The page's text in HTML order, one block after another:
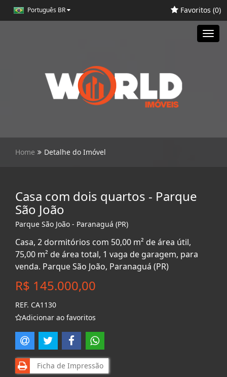
Português BR Favoritos (0)
Home Detalhe do Imóvel
Casa com dois quartos - Parque
São João
Parque São João - Paranaguá (PR)
Casa, 2 dormitórios com 50,00 m² de área útil,
75,00 m² de área total, 1 vaga de garagem, para
venda. Parque São João, Paranaguá (PR)
R$ 145.000,00
REF. CA1130
Adicionar ao favoritos
Ficha de Impressão